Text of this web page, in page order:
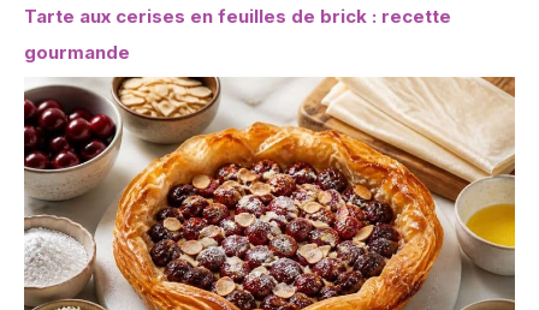
Tarte aux cerises en feuilles de brick : recette
gourmande